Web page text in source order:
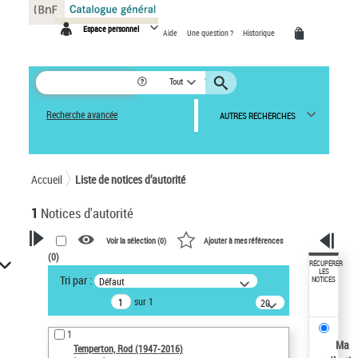
Espace personnel Aide Une question ? Historique
Tout
Recherche avancée AUTRES RECHERCHES
Accueil Liste de notices d’autorité
1 Notices d'autorité
VOTRE RECHERCHE
Recherche avancée dans les
notices d’autorité
Œuvres liées à l'auteur :
Temperton, Rod (1947-2016)
Voir la sélection (0) Ajouter à mes références
(0)
Tri par : Défaut
sur 1
20
résultats/page
1
Temperton, Rod (1947-2016)
RÉCUPÉRER
LES
NOTICES
Ma
Panneau de gestion des cookies